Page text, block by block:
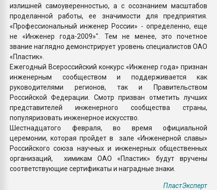
излишней самоуверенностью, а с осознанием масштабов
проделанной работы, ее значимости для предприятия.
«Профессиональный инженер России» - определенно, еще
не «Инженер года-2009»". Тем не менее, это почетное
звание наглядно демонстрирует уровень специалистов ОАО
«Пластик».
Ежегодный Всероссийский конкурс «Инженер года» признан
инженерным сообществом и поддерживается как
руководителями регионов, так и Правительством
Российской Федерации. Смотр призван отметить лучших
представителей инженерного сообщества страны,
популяризовать инженерное искусство.
Шестнадцатого февраля, во время официальной
церемонии, которая пройдет в зале «Инженерной славы»
Российского союза научных и инженерных общественных
организаций, химикам ОАО «Пластик» будут вручены
соответствующие сертификаты и наградные знаки.
ПластЭксперт